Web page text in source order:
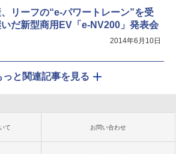
、リーフの“e-パワートレーン”を受
だ新型商用EV「e-NV200」発表会
2014年6月10日
っと関連記事を見る
て お問い合わせ